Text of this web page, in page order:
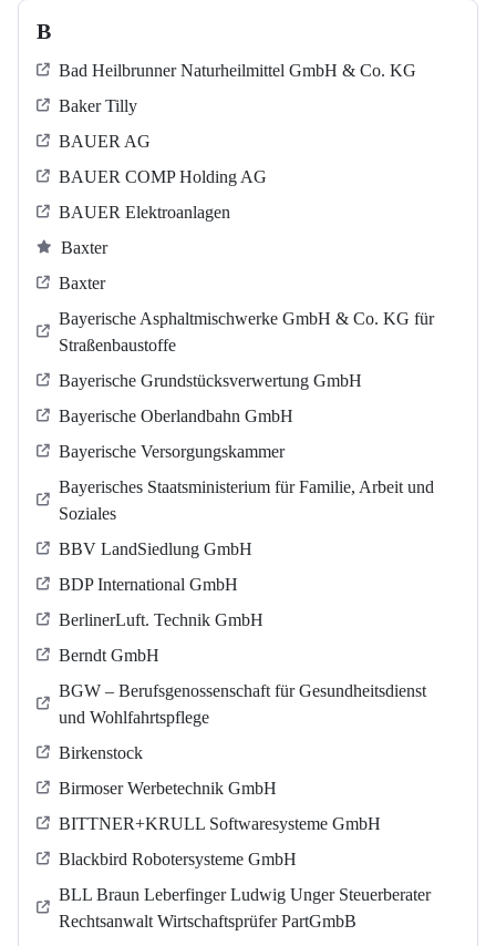
B
Bad Heilbrunner Naturheilmittel GmbH & Co. KG
Baker Tilly
BAUER AG
BAUER COMP Holding AG
BAUER Elektroanlagen
Baxter
Baxter
Bayerische Asphaltmischwerke GmbH & Co. KG für
Straßenbaustoffe
Bayerische Grundstücksverwertung GmbH
Bayerische Oberlandbahn GmbH
Bayerische Versorgungskammer
Bayerisches Staatsministerium für Familie, Arbeit und
Soziales
BBV LandSiedlung GmbH
BDP International GmbH
BerlinerLuft. Technik GmbH
Berndt GmbH
BGW – Berufsgenossenschaft für Gesundheitsdienst
und Wohlfahrtspflege
Birkenstock
Birmoser Werbetechnik GmbH
BITTNER+KRULL Softwaresysteme GmbH
Blackbird Robotersysteme GmbH
BLL Braun Leberfinger Ludwig Unger Steuerberater
Rechtsanwalt Wirtschaftsprüfer PartGmbB